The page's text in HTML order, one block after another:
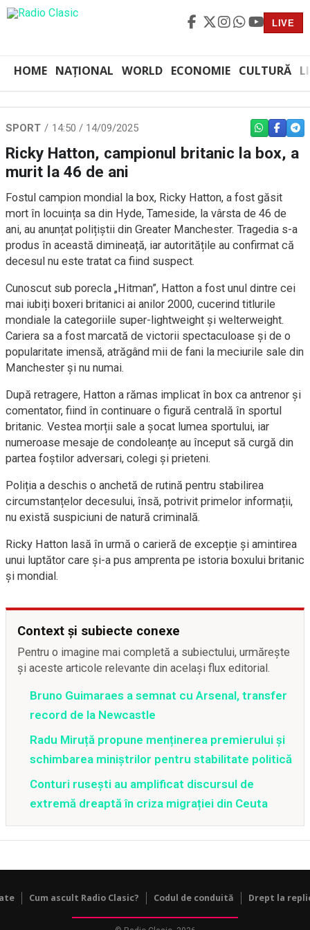
LIVE
HOME NAȚIONAL WORLD ECONOMIE CULTURĂ
SPORT 14:50 / 14/09/2025 WHATSAPP
Ricky Hatton, campionul britanic la box, a
murit la 46 de ani
Fostul campion mondial la box, Ricky Hatton, a fost găsit
mort în locuința sa din Hyde, Tameside, la vârsta de 46 de
ani, au anunțat polițiștii din Greater Manchester. Tragedia s-a
produs în această dimineață, iar autoritățile au confirmat că
decesul nu este tratat ca fiind suspect.
Cunoscut sub porecla „Hitman”, Hatton a fost unul dintre cei
mai iubiți boxeri britanici ai anilor 2000, cucerind titlurile
mondiale la categoriile super-lightweight și welterweight.
Cariera sa a fost marcată de victorii spectaculoase și de o
popularitate imensă, atrăgând mii de fani la meciurile sale din
Manchester și nu numai.
După retragere, Hatton a rămas implicat în box ca antrenor și
comentator, fiind în continuare o figură centrală în sportul
britanic. Vestea morții sale a șocat lumea sportului, iar
numeroase mesaje de condoleanțe au început să curgă din
partea foștilor adversari, colegi și prieteni.
Poliția a deschis o anchetă de rutină pentru stabilirea
circumstanțelor decesului, însă, potrivit primelor informații,
nu există suspiciuni de natură criminală.
Ricky Hatton lasă în urmă o carieră de excepție și amintirea
unui luptător care și-a pus amprenta pe istoria boxului britanic
și mondial.
Context și subiecte conexe
Pentru o imagine mai completă a subiectului, urmărește
și aceste articole relevante din același flux editorial.
Bruno Guimaraes a semnat cu Arsenal, transfer
record de la Newcastle
Radu Miruță propune menținerea premierului și
schimbarea miniștrilor pentru stabilitate politică
Conturi rusești au amplificat discursul de
extremă dreaptă în criza migrației din Ceuta
Cum ascult Radio Clasic? Codul de conduită Drept la